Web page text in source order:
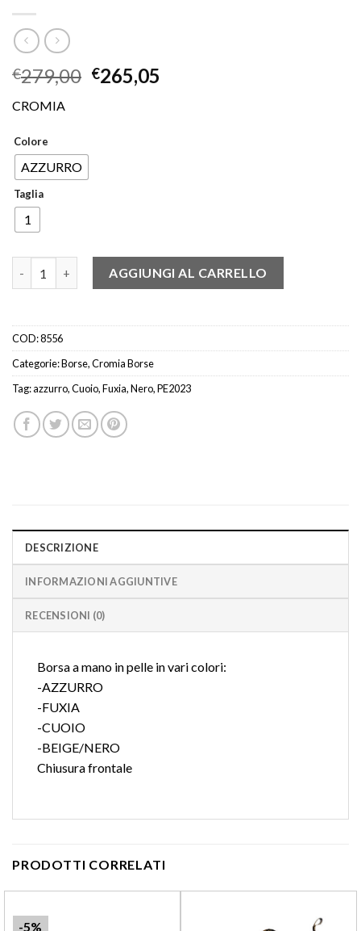
€279,00 €265,05
CROMIA
Colore
AZZURRO
Taglia
1
Cromia 1405448 Borsa a mano in vari colori quantità
AGGIUNGI AL CARRELLO
COD:8556
Categorie:Borse,Cromia Borse
Tag:azzurro,Cuoio,Fuxia,Nero,PE2023
DESCRIZIONE
INFORMAZIONI AGGIUNTIVE
RECENSIONI (0)
Borsa a mano in pelle in vari colori:
-AZZURRO
-FUXIA
-CUOIO
-BEIGE/NERO
Chiusura frontale
PRODOTTI CORRELATI
-5%